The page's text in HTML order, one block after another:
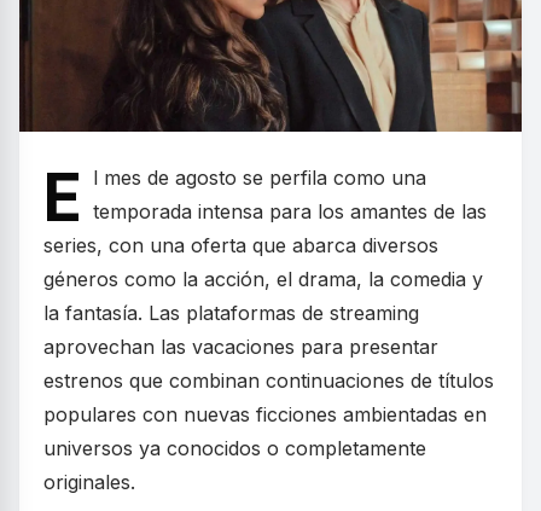
E
l mes de agosto se perfila como una
temporada intensa para los amantes de las
series, con una oferta que abarca diversos
géneros como la acción, el drama, la comedia y
la fantasía. Las plataformas de streaming
aprovechan las vacaciones para presentar
estrenos que combinan continuaciones de títulos
populares con nuevas ficciones ambientadas en
universos ya conocidos o completamente
originales.